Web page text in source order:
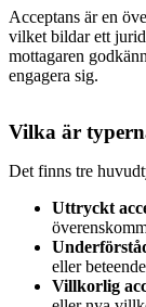
Acceptans är en
vilket bildar ett
mottagaren
engagera sig.
Vilka är
Det finns tre
Uttryckt
eller
Villkorlig